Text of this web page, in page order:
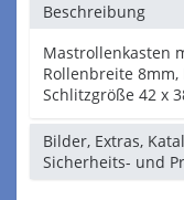
Beschreibung
Mastrollenkasten
Rollenbreite
Schlitzgröße 42 x
Bilder, Extras,
Sicherheits- und